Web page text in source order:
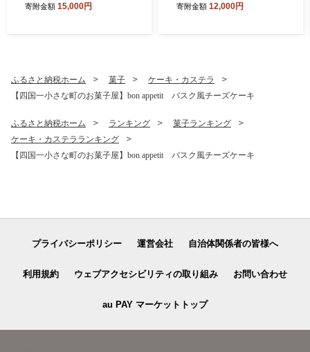
素 訳あり 規格外 マグロ 鮪
真空パック 海鮮丼セット 刺
身 おすすめ 人気 ランキング
イス 15000円
寄附金額 15,000円
ット（タレ・おろし生姜・柚
寄附金額 12,000円
ふるさと納税ホーム 菓子
ケーキ・カステラ
【四国一小さな町のお菓子屋】bon appetit バスク風チーズケーキ
ふるさと納税ホーム ランキング
菓子ランキング
ケーキ・カステラランキング
【四国一小さな町のお菓子屋】bon appetit バスク風チーズケーキ
プライバシーポリシー 運営会社 自治体関係者の皆様へ
利用規約 ウェブアクセシビリティの取り組み お問い合わせ
au PAY マーケットトップ